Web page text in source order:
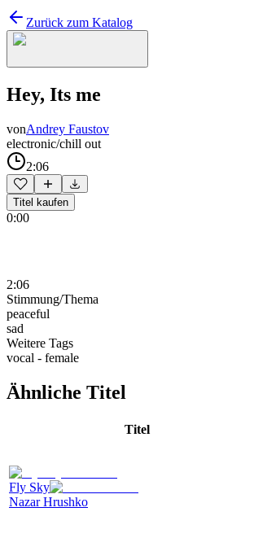
Zurück zum Katalog
Hey, Its me
vonAndrey Faustov
electronic/chill out
2:06
Titel kaufen
0:00
2:06
Stimmung/Thema
peaceful
sad
Weitere Tags
vocal - female
Ähnliche Titel
Titel
Fly Sky
Nazar Hrushko